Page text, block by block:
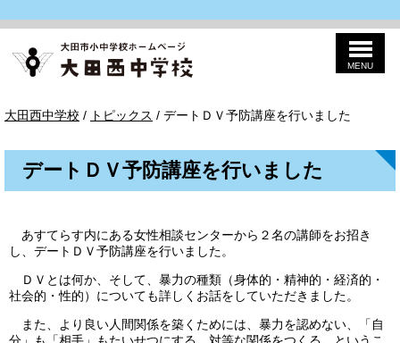
田
中
MENU
現
の
置：
大田西中学校 / トピックス / デートＤＶ予防講座を行いました
デートＤＶ予防講座を行いました
あすてらす内にある女性相談センターから２名の講師をお招き
し、デートＤＶ予防講座を行いました。
ＤＶとは何か、そして、暴力の種類（身体的・精神的・経済的・
社会的・性的）についても詳しくお話をしていただきました。
また、より良い人間関係を築くためには、暴力を認めない、「自